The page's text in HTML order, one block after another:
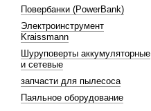
Повербанки (PowerBank)
Электроинструмент
Kraissmann
Шуруповерты аккумуляторные
и сетевые
запчасти для пылесоса
Паяльное оборудование